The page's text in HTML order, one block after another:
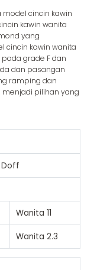
model cincin kawin
kawin wanita
yang
cincin kawin wanita
grade F dan
dan pasangan
ramping dan
menjadi pilihan yang
Doff
Wanita11
Wanita2.3